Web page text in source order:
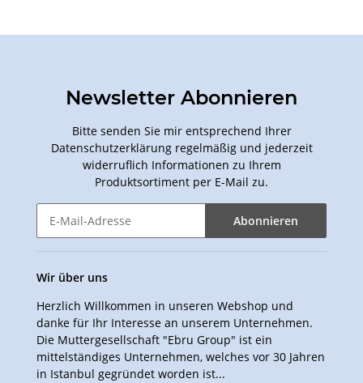
Newsletter Abonnieren
Bitte senden Sie mir entsprechend Ihrer
Datenschutzerklärungregelmäßig und jederzeit
widerruflich Informationen zu Ihrem
Produktsortiment per E-Mail zu.
Abonnieren
Wir über uns
Herzlich Willkommen in unseren Webshop und
danke für Ihr Interesse an unserem Unternehmen.
Die Muttergesellschaft "Ebru Group" ist ein
mittelständiges Unternehmen, welches vor 30 Jahren
in Istanbul gegründet worden ist...